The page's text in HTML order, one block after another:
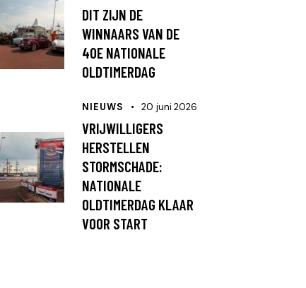
DIT ZIJN DE
WINNAARS VAN DE
40E NATIONALE
OLDTIMERDAG
NIEUWS 20 juni 2026
VRIJWILLIGERS
HERSTELLEN
STORMSCHADE:
NATIONALE
OLDTIMERDAG KLAAR
VOOR START